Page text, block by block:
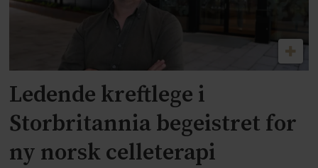
Ledende kreftlege i
Storbritannia begeistret for
ny norsk celleterapi